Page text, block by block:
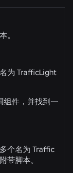
。
为 TrafficLight
组件，并找到一
个名为 Traffic
带脚本。